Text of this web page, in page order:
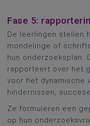
Fase 5:
De leerlingen stellen
mondelinge of
hun onderzoeksplan.
rapporteert over het
voor het dynamische
hindernissen,
Ze formuleren een
op hun